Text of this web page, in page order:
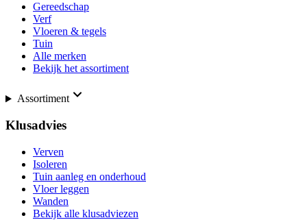
Gereedschap
Verf
Vloeren & tegels
Tuin
Alle merken
Bekijk het assortiment
Assortiment
Klusadvies
Verven
Isoleren
Tuin aanleg en onderhoud
Vloer leggen
Wanden
Bekijk alle klusadviezen